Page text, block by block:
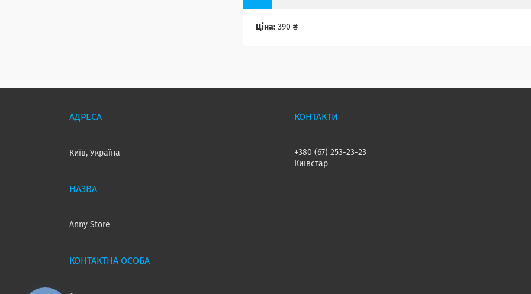
Ціна: 390 ₴
Київ, Україна
Anny Store
+380 (67) 253-23-23
Київстар